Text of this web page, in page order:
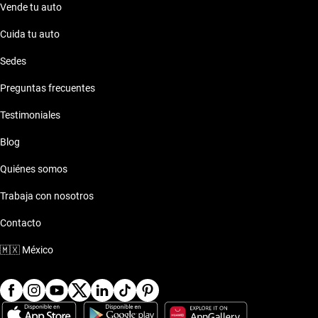
Vende tu auto
Cuida tu auto
Sedes
Preguntas frecuentes
Testimoniales
Blog
Quiénes somos
Trabaja con nosotros
Contacto
🇲🇽 México